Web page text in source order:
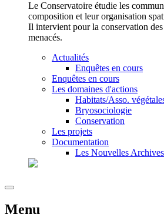
Le Conservatoire étudie les
composition et leur organisation
Il intervient pour la conservation
menacés.
Actualités
Enquêtes en cours
Enquêtes en cours
Les domaines d'actions
Habitats/Asso.
Bryosociologie
Conservation
Les projets
Documentation
Les Nouvelles Archives
Menu